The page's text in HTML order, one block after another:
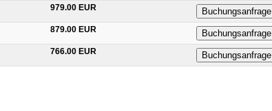
979.00 EUR Buchungsanfrage
879.00 EUR Buchungsanfrage
766.00 EUR Buchungsanfrage